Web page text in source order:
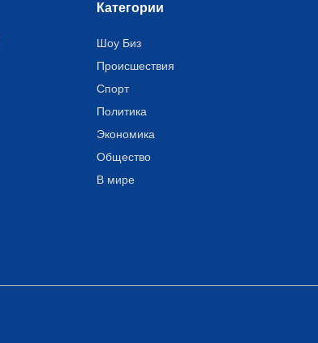
Категории
Шоу Биз
Происшествия
Спорт
Политика
Экономика
Общество
В мире